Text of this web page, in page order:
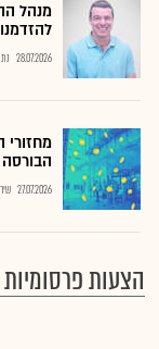
מנהל
28.07.2026
27.07.2026
הצעות פרסומיות